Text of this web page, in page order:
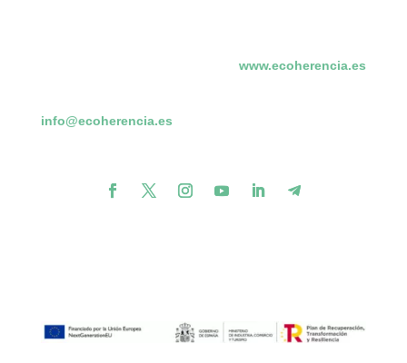
www.ecoherencia.es
info@ecoherencia.es